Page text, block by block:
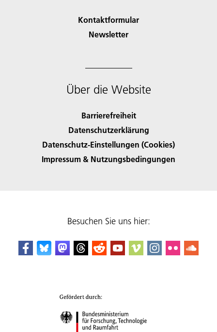
Kontaktformular
Newsletter
Über die Website
Barrierefreiheit
Datenschutzerklärung
Datenschutz-Einstellungen (Cookies)
Impressum & Nutzungsbedingungen
Besuchen Sie uns hier: